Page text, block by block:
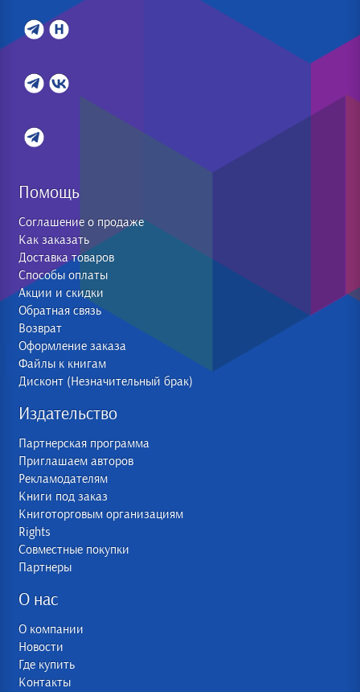
Помощь
Соглашение о продаже
Как заказать
Доставка товаров
Способы оплаты
Акции и скидки
Обратная связь
Возврат
Оформление заказа
Файлы к книгам
Дисконт (Незначительный брак)
Издательство
Партнерская программа
Приглашаем авторов
Рекламодателям
Книги под заказ
Книготорговым организациям
Rights
Совместные покупки
Партнеры
О нас
О компании
Новости
Где купить
Контакты